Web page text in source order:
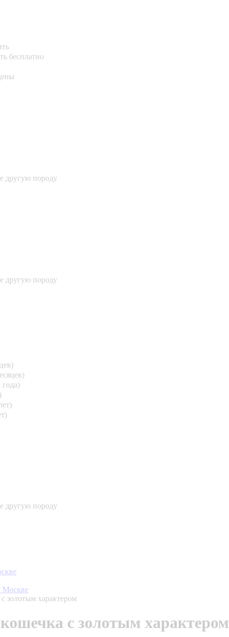
бесплатно
другую породу
другую породу
другую породу
Москве
золотым характером
с золотым характером